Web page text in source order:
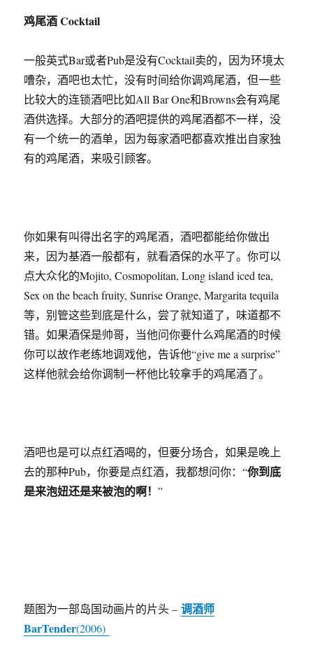
鸡尾酒 Cocktail
一般英式Bar或者Pub是没有Cocktail卖的，因为环境太
嘈杂，酒吧也太忙，没有时间给你调鸡尾酒，但一些
比较大的连锁酒吧比如All Bar One和Browns会有鸡尾
酒供选择。大部分的酒吧提供的鸡尾酒都不一样，没
有一个统一的酒单，因为每家酒吧都喜欢推出自家独
有的鸡尾酒，来吸引顾客。
你如果有叫得出名字的鸡尾酒，酒吧都能给你做出
来，因为基酒一般都有，就看酒保的水平了。你可以
点大众化的Mojito, Cosmopolitan, Long island iced tea,
Sex on the beach fruity, Sunrise Orange, Margarita tequila
等，别管这些到底是什么，尝了就知道了，味道都不
错。如果酒保是帅哥，当他问你要什么鸡尾酒的时候
你可以故作老练地调戏他，告诉他“give me a surprise”
这样他就会给你调制一杯他比较拿手的鸡尾酒了。
酒吧也是可以点红酒喝的，但要分场合，如果是晚上
去的那种Pub，你要是点红酒，我都想问你：“你到底
是来泡妞还是来被泡的啊！”
题图为一部岛国动画片的片头 –调酒师
BarTender(2006)